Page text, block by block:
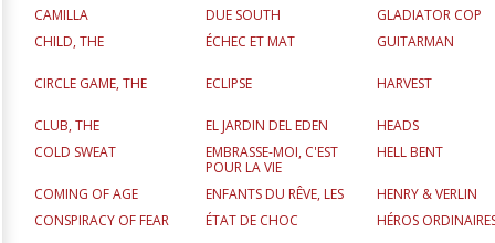
CAMILLA DUE SOUTH
GLADIATOR COP
CHILD, THE
ÉCHEC ET MAT GUITARMAN
CIRCLE GAME, THE ECLIPSE HARVEST
CLUB, THE EL JARDIN DEL EDEN
HEADS
COLD SWEAT
EMBRASSE-MOI, C'EST
POUR LA VIE
HELL BENT
COMING OF AGE ENFANTS DU RÊVE, LES
HENRY & VERLIN
CONSPIRACY OF FEAR
ÉTAT DE CHOC HÉROS